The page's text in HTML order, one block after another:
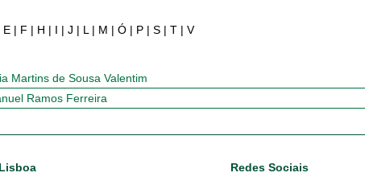
E | F | H | I | J | L | M | Ó | P | S | T | V
Martins de Sousa Valentim
Ramos Ferreira
Redes Sociais